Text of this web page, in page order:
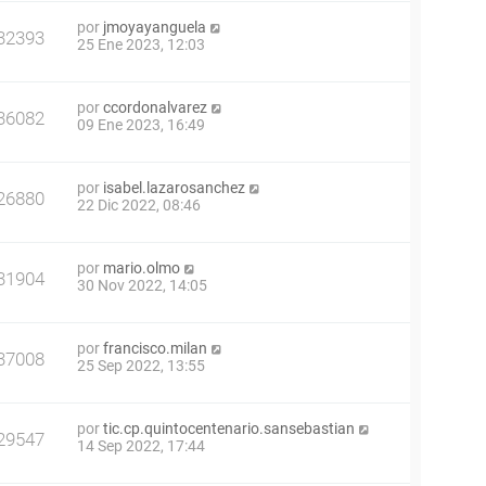
por jmoyayanguela
25 Ene 2023, 12:03
porccordonalvarez
09 Ene 2023, 16:49
por isabel.lazarosanchez
22 Dic 2022, 08:46
por mario.olmo
30 Nov 2022, 14:05
porfrancisco.milan
25 Sep 2022, 13:55
portic.cp.quintocentenario.sansebastian
14 Sep 2022, 17:44